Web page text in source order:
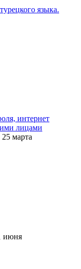
языка.
интернет
лицами
25 марта
июня